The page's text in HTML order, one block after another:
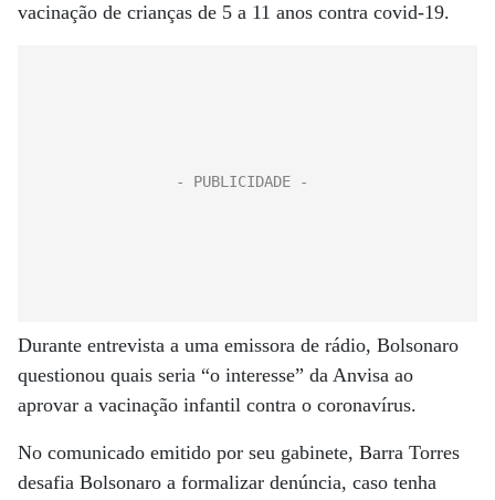
vacinação de crianças de 5 a 11 anos contra covid-19.
Durante entrevista a uma emissora de rádio, Bolsonaro
questionou quais seria “o interesse” da Anvisa ao
aprovar a vacinação infantil contra o coronavírus.
No comunicado emitido por seu gabinete, Barra Torres
desafia Bolsonaro a formalizar denúncia, caso tenha